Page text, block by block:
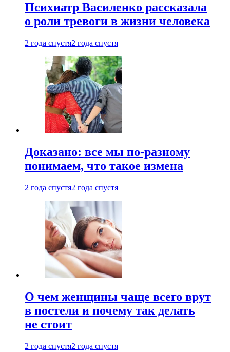
Психиатр Василенко рассказала
о роли тревоги в жизни человека
2 года спустя2 года спустя
Доказано: все мы по-разному
понимаем, что такое измена
2 года спустя2 года спустя
О чем женщины чаще всего врут
в постели и почему так делать
не стоит
2 года спустя2 года спустя